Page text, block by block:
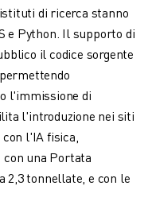
A FILO
di ricerca stanno
e Python. Il supporto di
il codice sorgente
l'immissione di
l'introduzione nei siti
l'IA fisica,
una Portata
2,3 tonnellate, e con le